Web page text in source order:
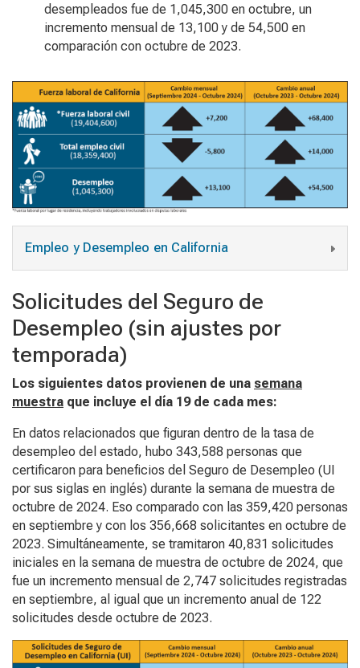
desempleados fue de 1,045,300 en octubre, un
incremento mensual de 13,100 y de 54,500 en
comparación con octubre de 2023.
Empleo y Desempleo en California
Solicitudes del Seguro de
Desempleo (sin ajustes por
temporada)
Los siguientes datos provienen de una semana
muestra que incluye el día 19 de cada mes:
En datos relacionados que figuran dentro de la tasa de
desempleo del estado, hubo 343,588 personas que
certificaron para beneficios del Seguro de Desempleo (UI
por sus siglas en inglés) durante la semana de muestra de
octubre de 2024. Eso comparado con las 359,420 personas
en septiembre y con los 356,668 solicitantes en octubre de
2023. Simultáneamente, se tramitaron 40,831 solicitudes
iniciales en la semana de muestra de octubre de 2024, que
fue un incremento mensual de 2,747 solicitudes registradas
en septiembre, al igual que un incremento anual de 122
solicitudes desde octubre de 2023.